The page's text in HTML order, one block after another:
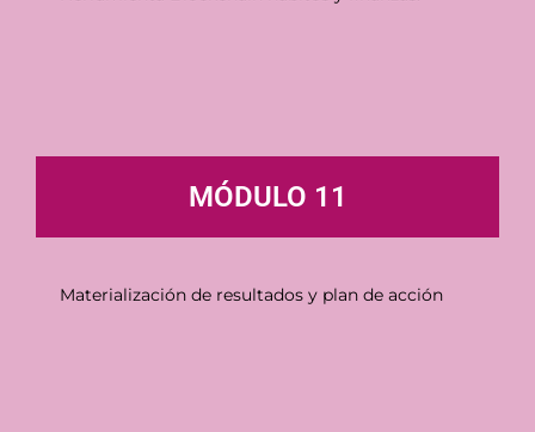
MÓDULO 11
Materialización de resultados y plan de acción